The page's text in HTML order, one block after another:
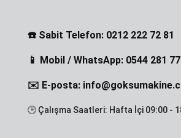
☎️ Sabit Telefon: 0212 222 72 81
📱 Mobil / WhatsApp: 0544 281
✉️ E-posta:
🕒 Çalışma Saatleri: Hafta İçi 09:00 -